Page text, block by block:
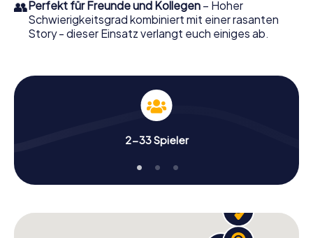
👥Perfekt für Freunde und Kollegen – Hoher
Schwierigkeitsgrad kombiniert mit einer rasanten
Story - dieser Einsatz verlangt euch einiges ab.
2-33 Spieler